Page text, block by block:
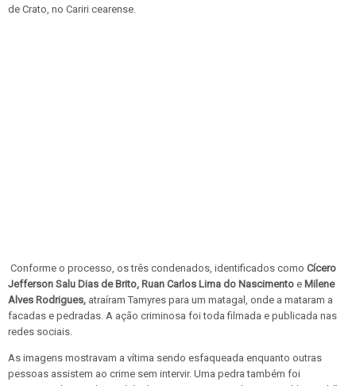
de Crato, no Cariri cearense.
Conforme o processo, os três condenados, identificados como Cícero
Jefferson Salu Dias de Brito, Ruan Carlos Lima do Nascimento e Milene
Alves Rodrigues, atraíram Tamyres para um matagal, onde a mataram a
facadas e pedradas. A ação criminosa foi toda filmada e publicada nas
redes sociais.
As imagens mostravam a vítima sendo esfaqueada enquanto outras
pessoas assistem ao crime sem intervir. Uma pedra também foi